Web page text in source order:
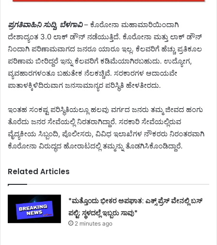
ಪ್ರಗತಿವಾಹಿನಿ ಸುದ್ದಿ, ಬೆಳಗಾವಿ – ಕೊರೋನಾ ಮಹಾಮಾರಿಯಿಂದಾಗಿ
ದೇಶಾದ್ಯಂತ 3.0 ಲಾಕ್ ಡೌನ್ ನಡೆಯುತ್ತಿದೆ. ಕೊರೋನಾ ಮತ್ತು ಲಾಕ್ ಡೌನ್
ನಿಂದಾಗಿ ಪರಿಣಾಮವಾಗದ ಜನರೂ ಯಾರೂ ಇಲ್ಲ. ಕೆಲವರಿಗೆ ಹೆಚ್ಚು ಪ್ರತಿಕೂಲ
ಪರಿಣಾಮ ಬೀರಿದ್ದರೆ ಇನ್ನು ಕೆಲವರಿಗೆ ಕಡಿಮೆಯಾಗಿರಬಹುದು. ಉದ್ಯೋಗ,
ವ್ಯವಹಾರಗಳಂತೂ ಬಹುತೇಕ ನೆಲಕಚ್ಚಿವೆ. ಸರಕಾರಗಳ ಆದಾಯವೇ
ಪಾತಾಳಕ್ಕಿಳಿದಿರುವಾಗ ಜನಸಾಮಾನ್ಯರ ಪರಿಸ್ಥಿತಿ ಹೇಳತೀರದು.
ಇಂತಹ ಸಂಕಷ್ಟ ಪರಿಸ್ಥಿತಿಯಲ್ಲೂ ಹಲವು ವರ್ಗದ ಜನರು ತಮ್ಮ ಜೀವದ ಹಂಗು
ತೊರೆದು ಜನರ ಸೇವೆಯಲ್ಲಿ ನಿರತರಾಗಿದ್ದಾರೆ. ಸರಕಾರಿ ಸೇವೆಯಲ್ಲಿರುವ
ವೈದ್ಯಕೀಯ ಸಿಬ್ಬಂದಿ, ಪೊಲೀಸರು, ವಿವಿಧ ಇಲಾಖೆಗಳ ನೌಕರರು ನಿರಂತರವಾಗಿ
ಕೊರೋನಾ ವಿರುದ್ಧದ ಹೋರಾಟದಲ್ಲಿ ತಮ್ಮನ್ನು ತೊಡಗಿಸಿಕೊಂಡಿದ್ದಾರೆ.
Related Articles
*ಮತ್ತೊಂದು ಭೀಕರ ಅಪಘಾತ: ಎಕ್ಸ್ ಪ್ರೆಸ್ ವೇನಲ್ಲಿ ಬಸ್
ಪಲ್ಟಿ; ಸ್ಥಳದಲ್ಲೆ ಇಬ್ಬರು ಸಾವು*
2 minutes ago